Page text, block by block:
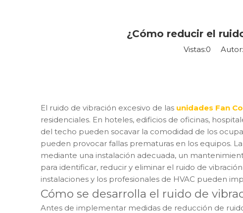
¿Cómo reducir el
Vistas:0
El ruido de vibración excesivo de las unidades Fan
residenciales. En hoteles, edificios de oficinas,
del techo pueden socavar la comodidad de los
pueden provocar fallas prematuras en los equipos.
mediante una instalación adecuada, un
para identificar, reducir y eliminar el ruido de
instalaciones y los profesionales de HVAC pueden
Cómo se desarrolla el ruido de
Antes de implementar medidas de reducción de